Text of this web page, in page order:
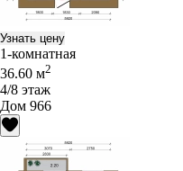
Узнать цену
1-комнатная
36.60 м2
4/8 этаж
Дом 966